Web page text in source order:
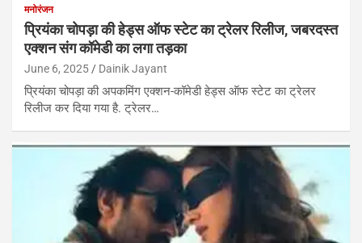
मनोरंजन
प्रियंका चोपड़ा की हेड्स ऑफ स्टेट का ट्रेलर रिलीज, जबरदस्त
एक्शन संग कॉमेडी का लगा तड़का
June 6, 2025 Dainik Jayant
प्रियंका चोपड़ा की अपकमिंग एक्शन-कॉमेडी हेड्स ऑफ स्टेट का ट्रेलर
रिलीज कर दिया गया है. ट्रेलर…